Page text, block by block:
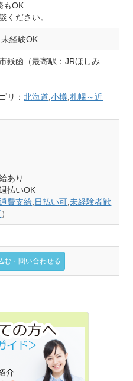
もOK
ください。
経験OK
銭函（最寄駅：JRほしみ
リ：北海道 ,小樽 ,札幌～近
あり
払いOK
費支給 日払い可 ,未経験者歓
）
む・問い合わせる